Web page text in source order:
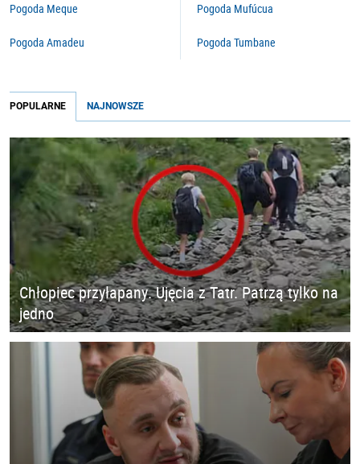
Pogoda Meque
Pogoda Amadeu
Pogoda Mufúcua
Pogoda Tumbane
POPULARNE NAJNOWSZE
Chłopiec przyłapany. Ujęcia z Tatr. Patrzą tylko na
jedno